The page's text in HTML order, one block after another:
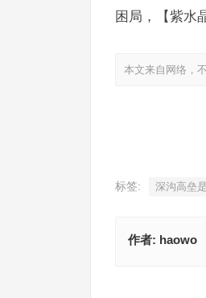
困局，【紫水
本文来自网络，
标签: 深沟高垒
作者: haowo